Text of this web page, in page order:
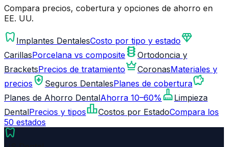
Compara precios, cobertura y opciones de ahorro en
EE. UU.
dentistry Implantes DentalesCosto por tipo y estadodiamond
CarillasPorcelana vs composite orthopedics Ortodoncia y
BracketsPrecios de tratamientocrownCoronasMateriales y
precios health_and_safety Seguros DentalesPlanes de coberturasavings
Planes de Ahorro DentalAhorra 10–60% cleaning_services Limpieza
DentalPrecios y tiposleaderboardCostos por EstadoCompara los
50 estados
dentistry